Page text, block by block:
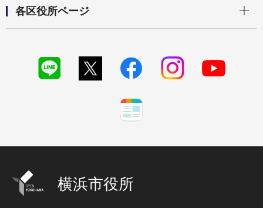
各区役所ページ
横浜市役所